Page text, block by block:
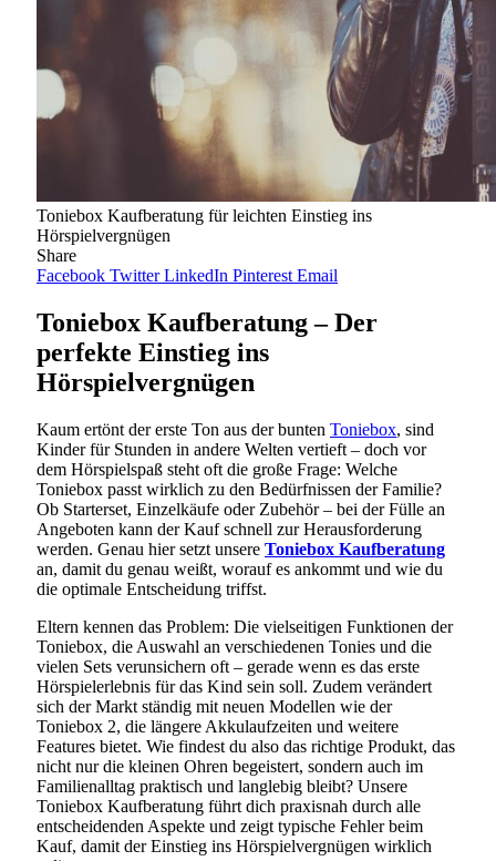
Toniebox Kaufberatung für leichten Einstieg ins
Hörspielvergnügen
Share
Facebook Twitter LinkedIn Pinterest Email
Toniebox Kaufberatung – Der
perfekte Einstieg ins
Hörspielvergnügen
Kaum ertönt der erste Ton aus der bunten Toniebox, sind
Kinder für Stunden in andere Welten vertieft – doch vor
dem Hörspielspaß steht oft die große Frage: Welche
Toniebox passt wirklich zu den Bedürfnissen der Familie?
Ob Starterset, Einzelkäufe oder Zubehör – bei der Fülle an
Angeboten kann der Kauf schnell zur Herausforderung
werden. Genau hier setzt unsere Toniebox Kaufberatung
an, damit du genau weißt, worauf es ankommt und wie du
die optimale Entscheidung triffst.
Eltern kennen das Problem: Die vielseitigen Funktionen der
Toniebox, die Auswahl an verschiedenen Tonies und die
vielen Sets verunsichern oft – gerade wenn es das erste
Hörspielerlebnis für das Kind sein soll. Zudem verändert
sich der Markt ständig mit neuen Modellen wie der
Toniebox 2, die längere Akkulaufzeiten und weitere
Features bietet. Wie findest du also das richtige Produkt, das
nicht nur die kleinen Ohren begeistert, sondern auch im
Familienalltag praktisch und langlebig bleibt? Unsere
Toniebox Kaufberatung führt dich praxisnah durch alle
entscheidenden Aspekte und zeigt typische Fehler beim
Kauf, damit der Einstieg ins Hörspielvergnügen wirklich